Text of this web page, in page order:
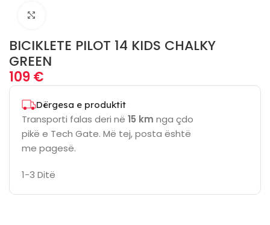
BICIKLETE PILOT 14 KIDS CHALKY
GREEN
109€
Dërgesa e produktit
Transporti falas deri në 15 km nga çdo
pikë e Tech Gate. Më tej, posta është
me pagesë.
1-3 Ditë